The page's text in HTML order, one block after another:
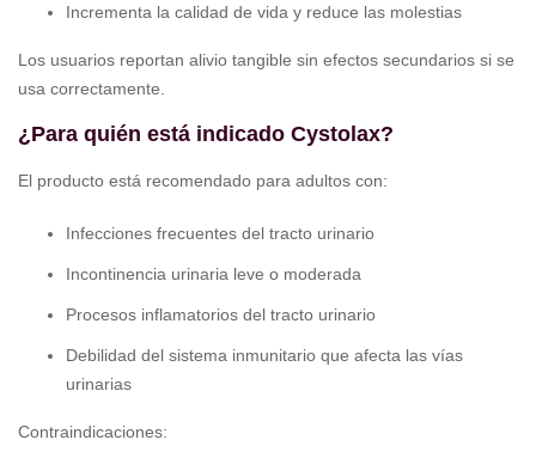
Incrementa la calidad de vida y reduce las molestias
Los usuarios reportan alivio tangible sin efectos secundarios si se
usa correctamente.
¿Para quién está indicado Cystolax?
El producto está recomendado para adultos con:
Infecciones frecuentes del tracto urinario
Incontinencia urinaria leve o moderada
Procesos inflamatorios del tracto urinario
Debilidad del sistema inmunitario que afecta las vías
urinarias
Contraindicaciones: